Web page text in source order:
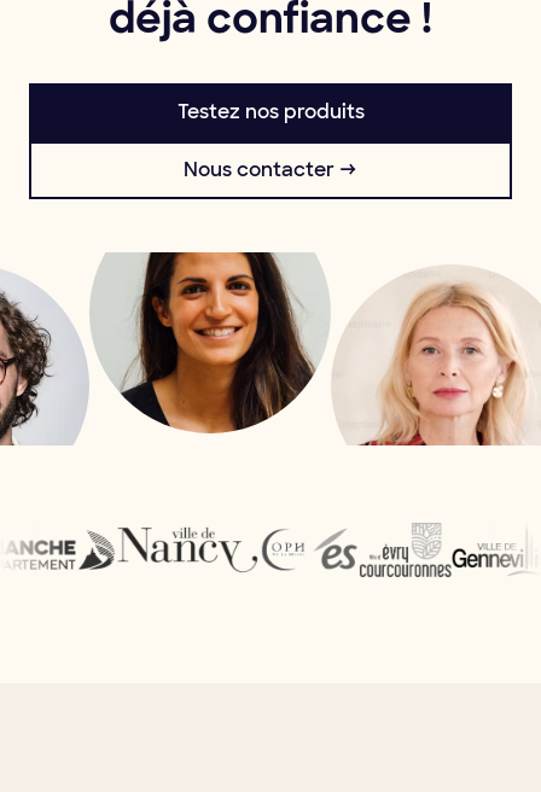
déjà confiance !
Testez nos produits
Nous contacter →